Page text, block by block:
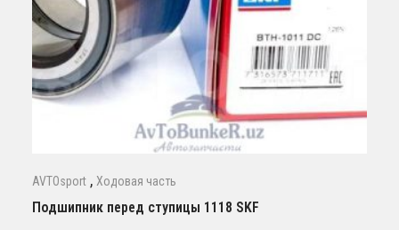
AVTOsport , Ходовая часть
Подшипник перед ступицы 1118 SKF